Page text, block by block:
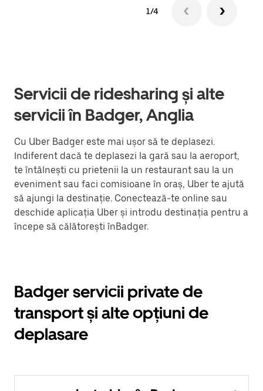
1/4
Servicii de ridesharing și alte
servicii în Badger, Anglia
Cu Uber Badger este mai ușor să te deplasezi.
Indiferent dacă te deplasezi la gară sau la aeroport,
te întâlnești cu prietenii la un restaurant sau la un
eveniment sau faci comisioane în oraș, Uber te ajută
să ajungi la destinație. Conectează-te online sau
deschide aplicația Uber și introdu destinația pentru a
începe să călătorești înBadger.
Badger servicii private de
transport și alte opțiuni de
deplasare